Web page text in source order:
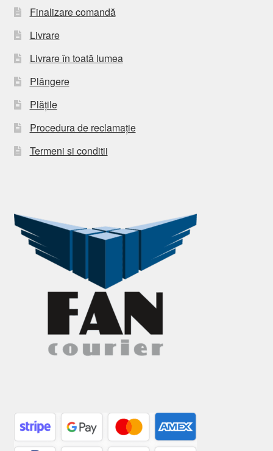
Finalizare comandă
Livrare
Livrare în toată lumea
Plângere
Plățile
Procedura de reclamație
Termeni si conditii